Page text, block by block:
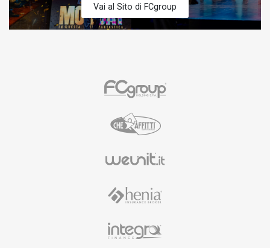
Vai al Sito di FCgroup